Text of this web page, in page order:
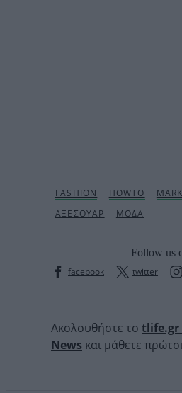
Follow us
facebook
twitter
Ακολουθήστε το tlife.gr
News και μάθετε